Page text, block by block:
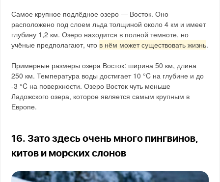
Самое крупное подлёдное озеро — Восток. Оно
расположено под слоем льда толщиной около 4 км и имеет
глубину 1,2 км. Озеро находится в полной темноте, но
учёные предполагают, что в нём может существовать жизнь.
Примерные размеры озера Восток: ширина 50 км, длина
250 км. Температура воды достигает 10 °C на глубине и до
-3 °C на поверхности. Озеро Восток чуть меньше
Ладожского озера, которое является самым крупным в
Европе.
16. Зато здесь очень много пингвинов,
китов и морских слонов